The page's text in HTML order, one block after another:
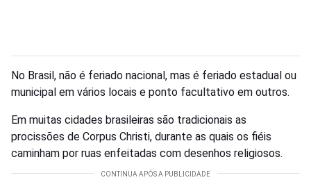
No Brasil, não é feriado nacional, mas é feriado estadual ou
municipal em vários locais e ponto facultativo em outros.
Em muitas cidades brasileiras são tradicionais as
procissões de Corpus Christi, durante as quais os fiéis
caminham por ruas enfeitadas com desenhos religiosos.